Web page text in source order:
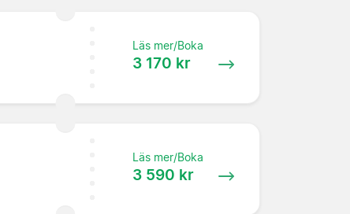
Läs mer/Boka
3 170 kr
Läs mer/Boka
3 590 kr